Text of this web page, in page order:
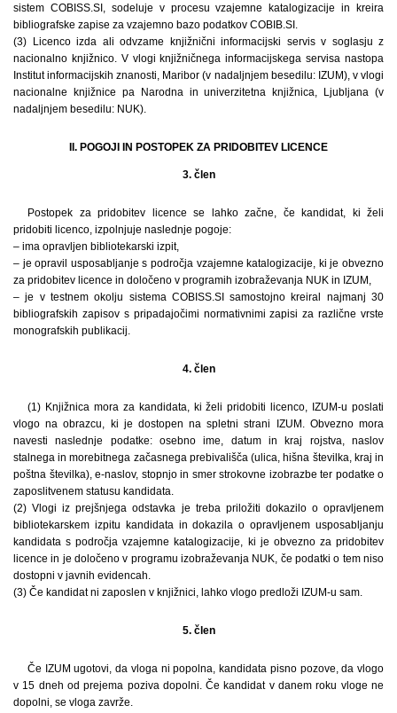
sistem COBISS.SI, sodeluje v procesu vzajemne katalogizacije in kreira
bibliografske zapise za vzajemno bazo podatkov COBIB.SI.
(3) Licenco izda ali odvzame knjižnični informacijski servis v soglasju z
nacionalno knjižnico. V vlogi knjižničnega informacijskega servisa nastopa
Institut informacijskih znanosti, Maribor (v nadaljnjem besedilu: IZUM), v vlogi
nacionalne knjižnice pa Narodna in univerzitetna knjižnica, Ljubljana (v
nadaljnjem besedilu: NUK).
II. POGOJI IN POSTOPEK ZA PRIDOBITEV LICENCE
3. člen
Postopek za pridobitev licence se lahko začne, če kandidat, ki želi
pridobiti licenco, izpolnjuje naslednje pogoje:
– ima opravljen bibliotekarski izpit,
– je opravil usposabljanje s področja vzajemne katalogizacije, ki je obvezno
za pridobitev licence in določeno v programih izobraževanja NUK in IZUM,
– je v testnem okolju sistema COBISS.SI samostojno kreiral najmanj 30
bibliografskih zapisov s pripadajočimi normativnimi zapisi za različne vrste
monografskih publikacij.
4. člen
(1) Knjižnica mora za kandidata, ki želi pridobiti licenco, IZUM-u poslati
vlogo na obrazcu, ki je dostopen na spletni strani IZUM. Obvezno mora
navesti naslednje podatke: osebno ime, datum in kraj rojstva, naslov
stalnega in morebitnega začasnega prebivališča (ulica, hišna številka, kraj in
poštna številka), e-naslov, stopnjo in smer strokovne izobrazbe ter podatke o
zaposlitvenem statusu kandidata.
(2) Vlogi iz prejšnjega odstavka je treba priložiti dokazilo o opravljenem
bibliotekarskem izpitu kandidata in dokazila o opravljenem usposabljanju
kandidata s področja vzajemne katalogizacije, ki je obvezno za pridobitev
licence in je določeno v programu izobraževanja NUK, če podatki o tem niso
dostopni v javnih evidencah.
(3) Če kandidat ni zaposlen v knjižnici, lahko vlogo predloži IZUM-u sam.
5. člen
Če IZUM ugotovi, da vloga ni popolna, kandidata pisno pozove, da vlogo
v 15 dneh od prejema poziva dopolni. Če kandidat v danem roku vloge ne
dopolni, se vloga zavrže.